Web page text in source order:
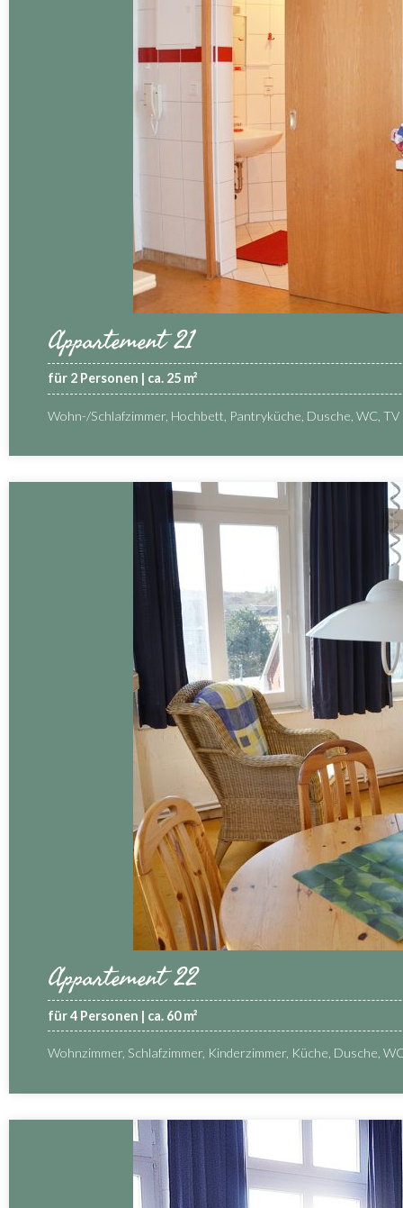
Appartement 21
für 2 Personen | ca. 25 m²
Wohn-/Schlafzimmer, Hochbett, Pantryküche, Dusche, WC, TV
Appartement 22
für 4 Personen | ca. 60 m²
Wohnzimmer, Schlafzimmer, Kinderzimmer, Küche, Dusche,